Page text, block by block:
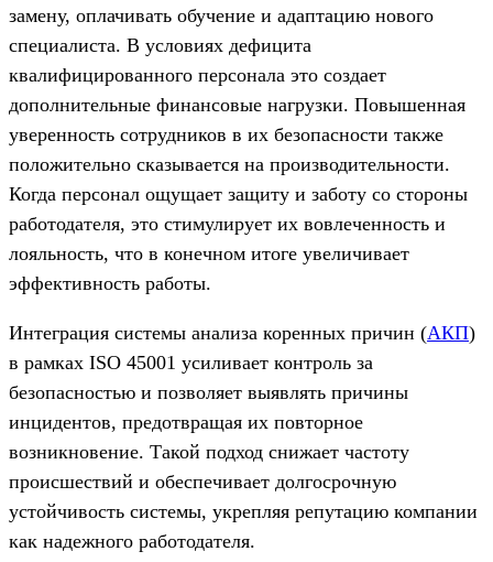
замену, оплачивать обучение и адаптацию нового
специалиста. В условиях дефицита
квалифицированного персонала это создает
дополнительные финансовые нагрузки. Повышенная
уверенность сотрудников в их безопасности также
положительно сказывается на производительности.
Когда персонал ощущает защиту и заботу со стороны
работодателя, это стимулирует их вовлеченность и
лояльность, что в конечном итоге увеличивает
эффективность работы.
Интеграция системы анализа коренных причин (АКП)
в рамках ISO 45001 усиливает контроль за
безопасностью и позволяет выявлять причины
инцидентов, предотвращая их повторное
возникновение. Такой подход снижает частоту
происшествий и обеспечивает долгосрочную
устойчивость системы, укрепляя репутацию компании
как надежного работодателя.